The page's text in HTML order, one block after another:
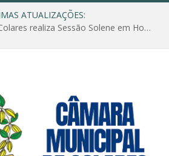
ATUALIZAÇÕES:
Câmara Municipal de Colares realiza Sessão Solene em Homenagem ao Dia das Mães